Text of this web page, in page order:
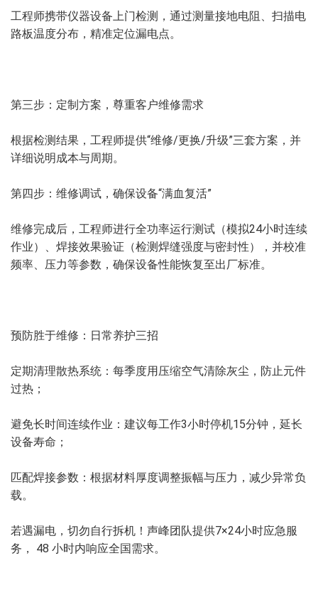
工程师携带仪器设备上门检测，通过测量接地电阻、扫描电
路板温度分布，精准定位漏电点。
第三步：定制方案，尊重客户维修需求
根据检测结果，工程师提供“维修/更换/升级”三套方案，并
详细说明成本与周期。
第四步：维修调试，确保设备“满血复活”
维修完成后，工程师进行全功率运行测试（模拟24小时连续
作业）、焊接效果验证（检测焊缝强度与密封性），并校准
频率、压力等参数，确保设备性能恢复至出厂标准。
预防胜于维修：日常养护三招
定期清理散热系统：每季度用压缩空气清除灰尘，防止元件
过热；
避免长时间连续作业：建议每工作3小时停机15分钟，延长
设备寿命；
匹配焊接参数：根据材料厚度调整振幅与压力，减少异常负
载。
若遇漏电，切勿自行拆机！声峰团队提供7×24小时应急服
务， 48 小时内响应全国需求。